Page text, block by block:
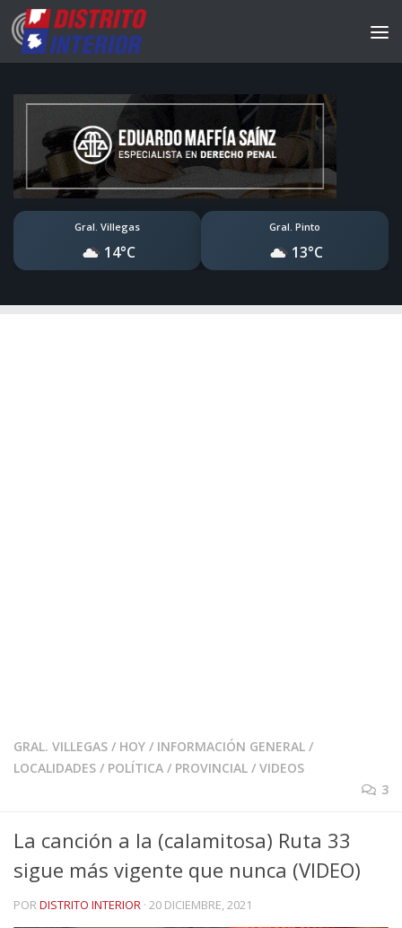
Gral. Villegas
14°C
Gral. Pinto
13°C
GRAL. VILLEGAS / HOY / INFORMACIÓN GENERAL /
LOCALIDADES / POLÍTICA / PROVINCIAL / VIDEOS
3
La canción a la (calamitosa) Ruta 33
sigue más vigente que nunca (VIDEO)
PORDISTRITO INTERIOR · 20 DICIEMBRE, 2021